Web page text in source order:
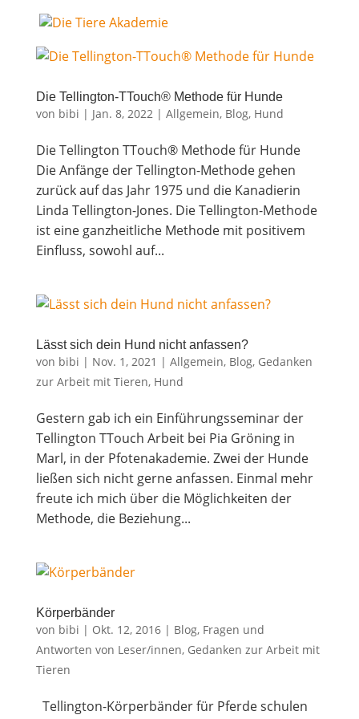
Die Tel­ling­ton-TTouch® Metho­de für Hunde
von bibi | Jan. 8, 2022| Allgemein, Blog, Hund
Die Tel­ling­ton TTouch® Metho­de für Hunde
Die Anfän­ge der Tel­ling­ton-Metho­de gehen
zurück auf das Jahr 1975 und die Kana­die­rin
Lin­da Tel­ling­ton-Jones. Die Tel­ling­ton-Metho­de
ist eine ganz­heit­li­che Metho­de mit posi­ti­vem
Ein­fluss, sowohl auf...
Lässt sich dein Hund nicht anfassen?
von bibi | Nov. 1, 2021 | Allgemein, Blog, Gedanken
zur Arbeit mit Tieren, Hund
Ges­tern gab ich ein Ein­füh­rungs­se­mi­nar der
Tel­ling­ton TTouch Arbeit bei Pia Grö­ning in
Marl, in der Pfo­ten­aka­de­mie. Zwei der Hun­de
lie­ßen sich nicht ger­ne anfas­sen. Ein­mal mehr
freu­te ich mich über die Mög­lich­kei­ten der
Metho­de, die Bezie­hung...
Kör­per­bän­der
von bibi | Okt. 12, 2016| Blog, Fragen und
Antworten von Leser/innen, Gedanken zur Arbeit mit
Tieren
Tel­ling­ton-Kör­per­bän­der für Pferde schu­len